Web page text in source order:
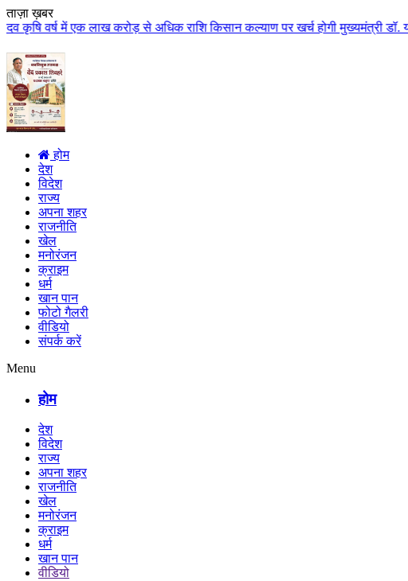
ताज़ा ख़बर
करोड़ से अधिक राशि किसान कल्याण पर खर्च होगी मुख्यमंत्री डॉ. यादव के मुख्य
होम
देश
विदेश
राज्य
अपना शहर
राजनीति
खेल
मनोरंजन
क्राइम
धर्म
खान पान
फोटो गैलरी
वीडियो
संपर्क करें
Menu
होम
देश
विदेश
राज्य
अपना शहर
राजनीति
खेल
मनोरंजन
क्राइम
धर्म
खान पान
वीडियो